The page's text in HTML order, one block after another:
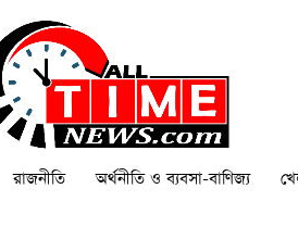
রাজনীতি অর্থনীতি ও ব্যবসা-বাণিজ্য